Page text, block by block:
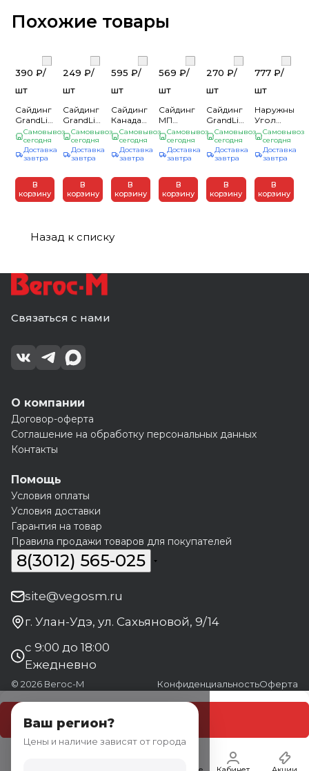
Похожие товары
390 ₽/
шт
Сайдинг
GrandLine
Amerika
D4.4
"Корабельный
брус"
3,6 х
0,224,
Бежевый
Самовывоз
сегодня
Доставка
завтра
В
корзину
249 ₽/
шт
Сайдинг
GrandLine
Amerika
D4
"Корабельный
брус"
Бежевый
3,0*0,203,
(22)
Самовывоз
сегодня
Доставка
завтра
В
корзину
595 ₽/
шт
Сайдинг
Канада
Плюс
Люкс
Каштан
3000х230мм
профиль
(20)
Самовывоз
сегодня
Доставка
завтра
В
корзину
569 ₽/
шт
Сайдинг
МП
СК-14*226
(ПЭ-01-
8017-
0,45)
коричневый
0,260*3,0м.
(1шт=0,78м2)
Самовывоз
сегодня
Доставка
завтра
В
корзину
270 ₽/
шт
Сайдинг
GrandLine
Amerika
D4
"Корабельный
брус"
Белый
3,0*0,203,
(22)
Самовывоз
сегодня
Доставка
завтра
В
корзину
777 ₽/
шт
Наружный
Угол
Фагот
Талдомский
(0,450м х
0,130м
(0,720кв.м./
уп) Альта
Профиль
Самовывоз
сегодня
Доставка
завтра
В
корзину
Назад к списку
Связаться с нами
О компании
Договор-оферта
Соглашение на обработку персональных данных
Контакты
Помощь
Условия оплаты
Условия доставки
Гарантия на товар
Правила продажи товаров для покупателей
8(3012) 565-025
site@vegosm.ru
г. Улан-Удэ, ул. Сахьяновой, 9/14
с 9:00 до 18:00
Ежедневно
© 2026 Вегос-М КонфиденциальностьОферта
Ваш регион?
Цены и наличие зависят от города